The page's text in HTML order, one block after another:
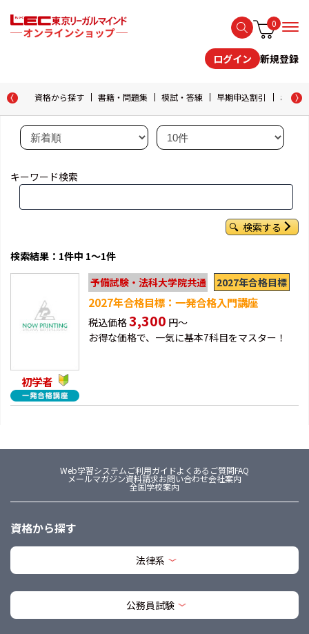
0
ログイン 新規登録
資格から探す 書籍・問題集 模試・答練 早期申込割引 おため
キーワード検索
検索する
検索結果：1件中 1～1件
初学者
予備試験・法科大学院共通 2027年合格目標
2027年合格目標：一発合格入門講座
税込価格3,300 円～
お得な価格で、一気に基本7科目をマスター！
Web学習システムご利用ガイドよくあるご質問FAQ
メールマガジン資料請求お問い合わせ会社案内
全国学校案内
資格から探す
法律系
公務員試験